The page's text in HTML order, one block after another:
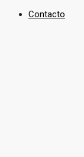
Contacto